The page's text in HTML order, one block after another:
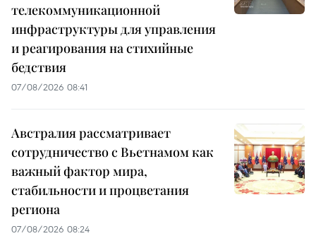
телекоммуникационной
инфраструктуры для управления
и реагирования на стихийные
бедствия
07/08/2026 08:41
Австралия рассматривает
сотрудничество с Вьетнамом как
важный фактор мира,
стабильности и процветания
региона
07/08/2026 08:24